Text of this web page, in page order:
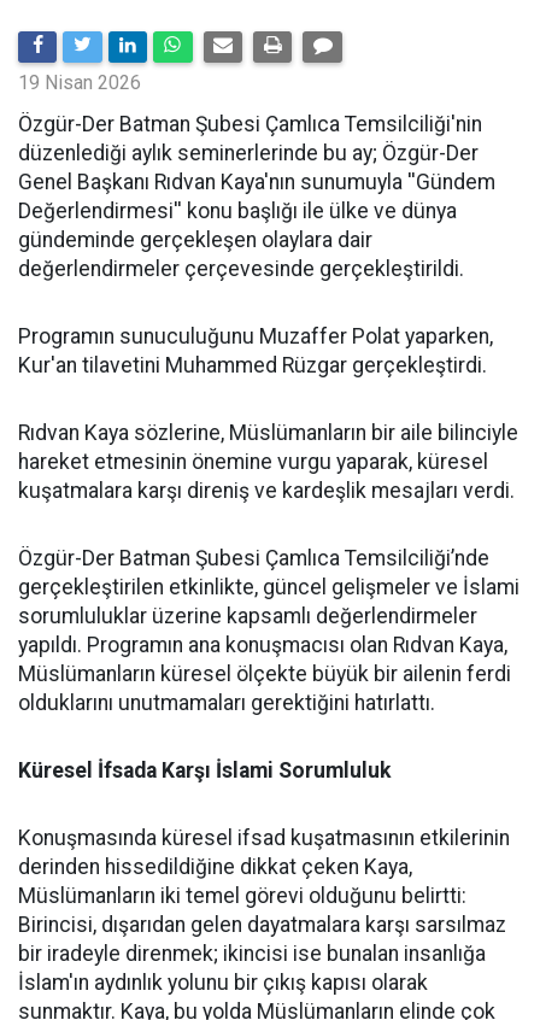
19 Nisan 2026
​Özgür-Der Batman Şubesi Çamlıca Temsilciliği'nin
düzenlediği aylık seminerlerinde bu ay; Özgür-Der
Genel Başkanı Rıdvan Kaya'nın sunumuyla ''Gündem
Değerlendirmesi'' konu başlığı ile ülke ve dünya
gündeminde gerçekleşen olaylara dair
değerlendirmeler çerçevesinde gerçekleştirildi.
Programın sunuculuğunu Muzaffer Polat yaparken,
Kur'an tilavetini Muhammed Rüzgar gerçekleştirdi.
Rıdvan Kaya sözlerine, Müslümanların bir aile bilinciyle
hareket etmesinin önemine vurgu yaparak, küresel
kuşatmalara karşı direniş ve kardeşlik mesajları verdi.
Özgür-Der Batman Şubesi Çamlıca Temsilciliği’nde
gerçekleştirilen etkinlikte, güncel gelişmeler ve İslami
sorumluluklar üzerine kapsamlı değerlendirmeler
yapıldı. Programın ana konuşmacısı olan Rıdvan Kaya,
Müslümanların küresel ölçekte büyük bir ailenin ferdi
olduklarını unutmamaları gerektiğini hatırlattı.
Küresel İfsada Karşı İslami Sorumluluk
Konuşmasında küresel ifsad kuşatmasının etkilerinin
derinden hissedildiğine dikkat çeken Kaya,
Müslümanların iki temel görevi olduğunu belirtti:
Birincisi, dışarıdan gelen dayatmalara karşı sarsılmaz
bir iradeyle direnmek; ikincisi ise bunalan insanlığa
İslam'ın aydınlık yolunu bir çıkış kapısı olarak
sunmaktır. Kaya, bu yolda Müslümanların elinde çok